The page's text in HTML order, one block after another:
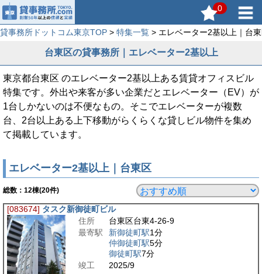
0
貸事務所ドットコム東京TOP > 特集一覧 > エレベーター2基以上｜台
台東区の貸事務所｜エレベーター2基以上
東京都台東区 のエレベーター2基以上ある賃貸オフィスビル
特集です。外出や来客が多い企業だとエレベーター（EV）が
1台しかないのは不便なもの。そこでエレベーターが複数
台、2台以上ある上下移動がらくらくな貸しビル物件を集め
て掲載しています。
エレベーター2基以上｜台東区
総数： 12棟(20件)
[083674] タスク新御徒町ビル
住所
台東区台東4-26-9
最寄駅
新御徒町駅1分
仲御徒町駅5分
御徒町駅7分
竣工
2025/9